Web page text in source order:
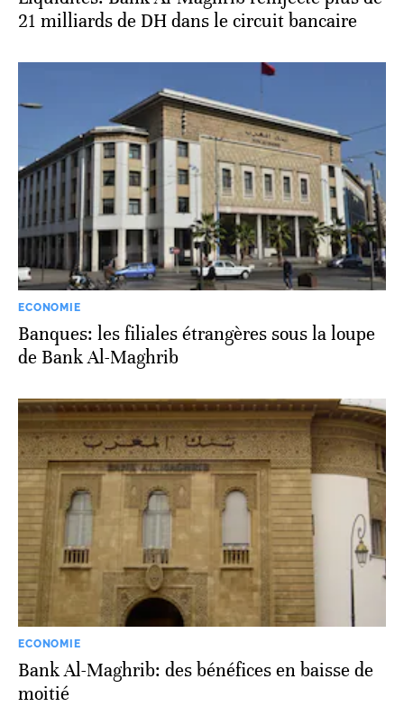
21 milliards de DH dans le circuit bancaire
ECONOMIE
Banques: les filiales étrangères sous la loupe
de Bank Al-Maghrib
ECONOMIE
Bank Al-Maghrib: des bénéfices en baisse de
moitié